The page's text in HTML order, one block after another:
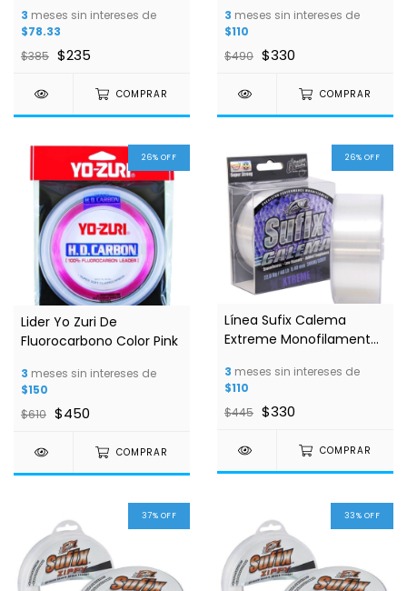
3 meses sin intereses de
$78.33
$385 $235
COMPRAR
3 meses sin intereses de
$110
$490 $330
COMPRAR
26% OFF
Lider Yo Zuri De
Fluorocarbono Color Pink
3 meses sin intereses de
$150
$610 $450
COMPRAR
26% OFF
Línea Sufix Calema
Extreme Monofilamento
3 meses sin intereses de
$110
$445 $330
COMPRAR
37% OFF 33% OFF